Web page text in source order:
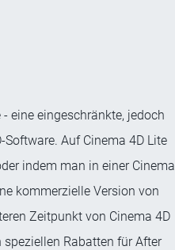
eine eingeschränkte, jedoch
Auf Cinema 4D Lite
indem man in einer Cinema
kommerzielle Version von
Zeitpunkt von Cinema 4D
Rabatten für After